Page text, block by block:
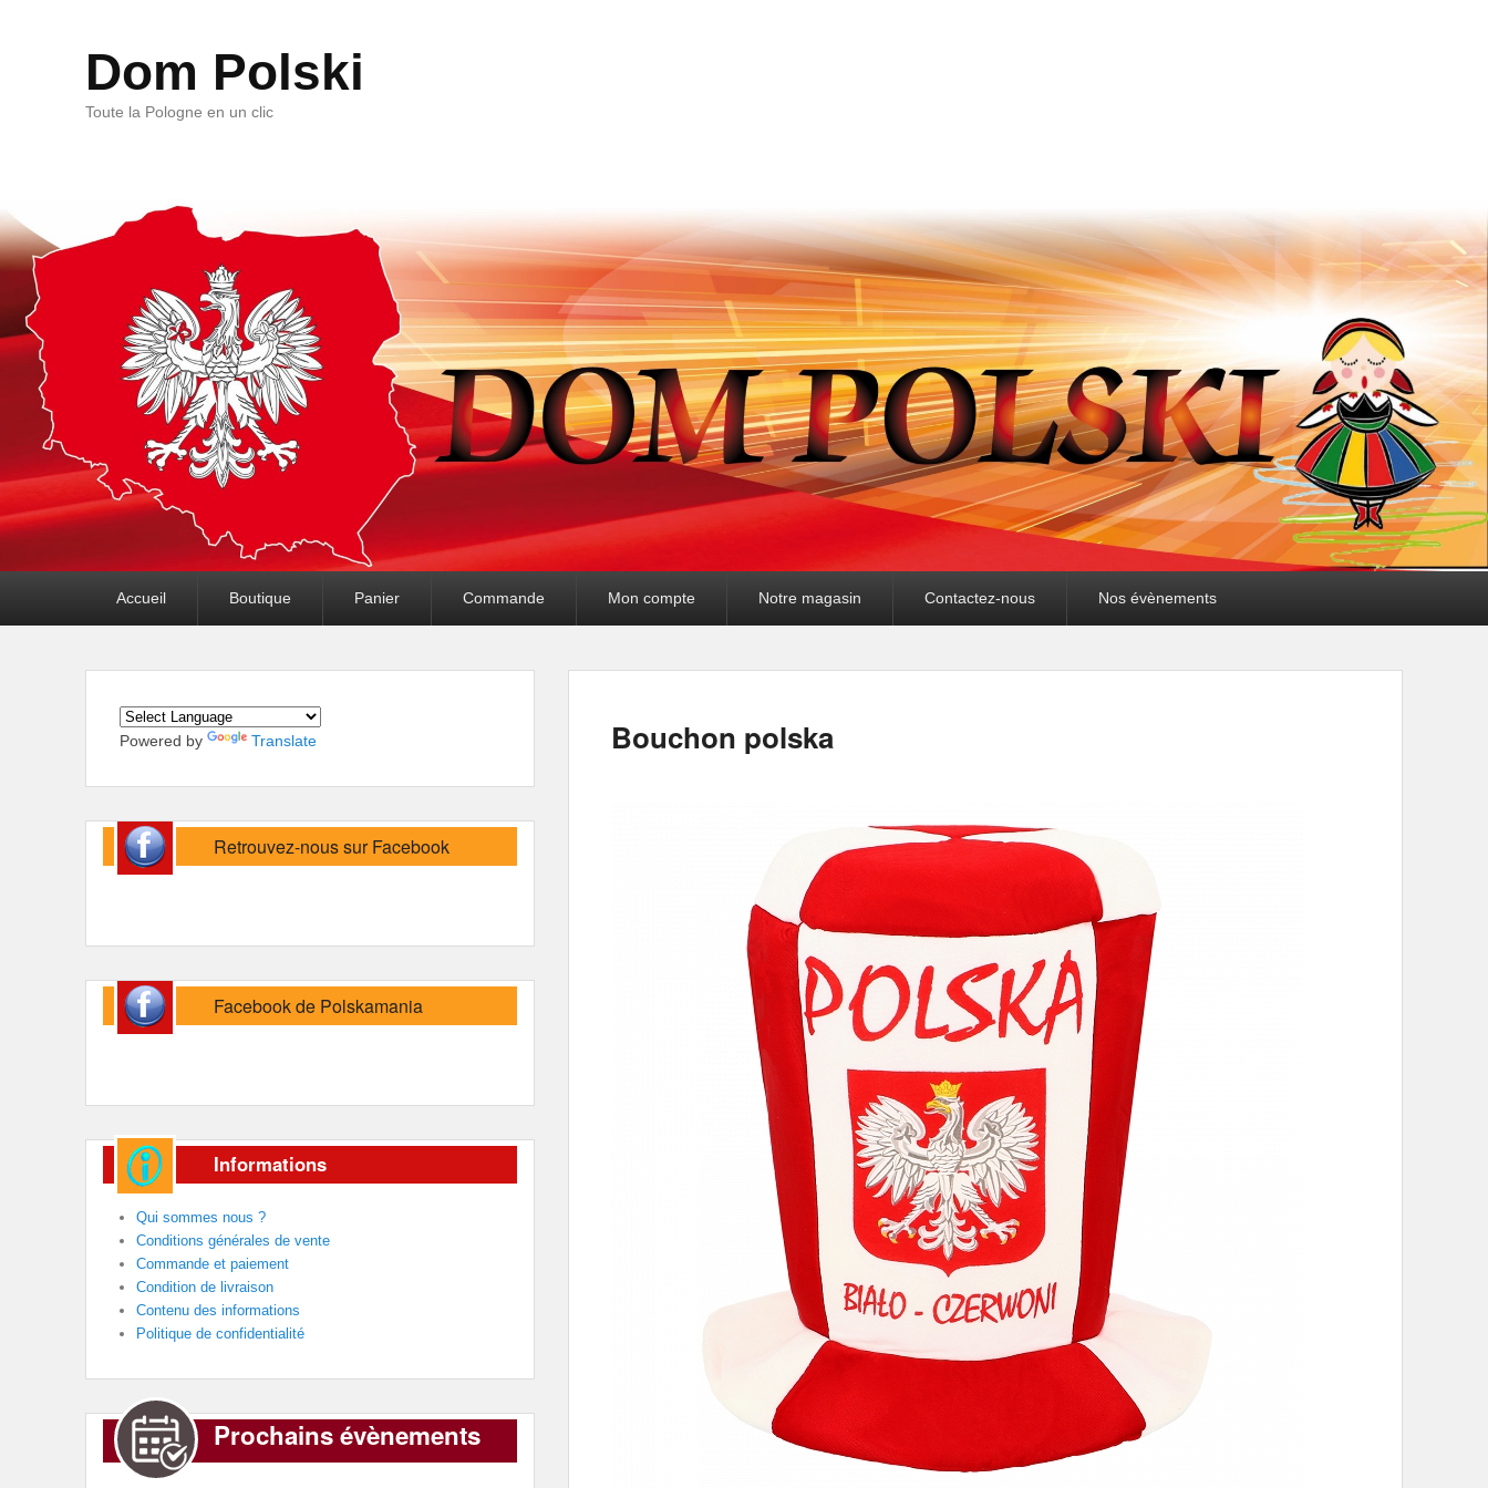
Dom Polski
Toute la Pologne en un clic
Accueil Boutique Panier Commande Mon compte Notre magasin Contactez-nous Nos évènements
Bouchon polska
Powered by Translate
Retrouvez-nous sur Facebook
Facebook de Polskamania
Informations
Qui sommes nous ?
Conditions générales de vente
Commande et paiement
Condition de livraison
Contenu des informations
Politique de confidentialité
Prochains évènements